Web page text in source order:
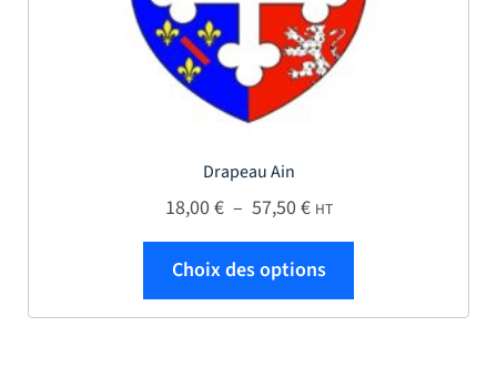
Drapeau Ain
18,00€ – 57,50€Plage de prix : 18,00 €
HT
Choix des options